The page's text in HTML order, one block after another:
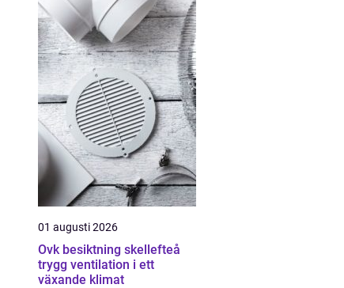
01 augusti 2026
Ovk besiktning skellefteå
trygg ventilation i ett
växande klimat